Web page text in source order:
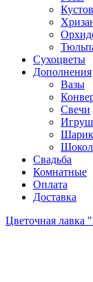
Сухоцветы
Дополнения
Вазы
Свечи
Свадьба
Комнатные
Оплата
Доставка
Цветочная лавка